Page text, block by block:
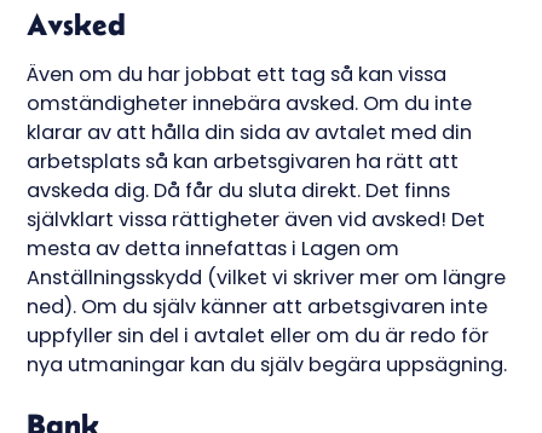
Avsked
Även om du har jobbat ett tag så kan vissa
omständigheter innebära avsked. Om du inte
klarar av att hålla din sida av avtalet med din
arbetsplats så kan arbetsgivaren ha rätt att
avskeda dig. Då får du sluta direkt. Det finns
självklart vissa rättigheter även vid avsked! Det
mesta av detta innefattas i Lagen om
Anställningsskydd (vilket vi skriver mer om längre
ned). Om du själv känner att arbetsgivaren inte
uppfyller sin del i avtalet eller om du är redo för
nya utmaningar kan du själv begära uppsägning.
Bank